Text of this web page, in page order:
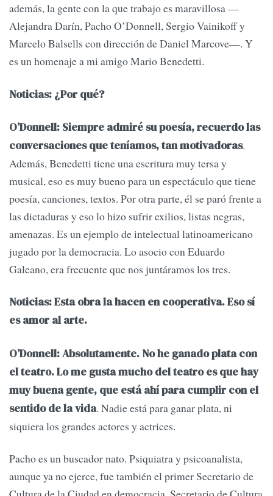
además, la gente con la que trabajo es maravillosa —
Alejandra Darín, Pacho O’Donnell, Sergio Vainikoff y
Marcelo Balsells con dirección de Daniel Marcove—. Y
es un homenaje a mi amigo Mario Benedetti.
Noticias: ¿Por qué?
O’Donnell: Siempre admiré su poesía, recuerdo las
conversaciones que teníamos, tan motivadoras.
Además, Benedetti tiene una escritura muy tersa y
musical, eso es muy bueno para un espectáculo que tiene
poesía, canciones, textos. Por otra parte, él se paró frente a
las dictaduras y eso lo hizo sufrir exilios, listas negras,
amenazas. Es un ejemplo de intelectual latinoamericano
jugado por la democracia. Lo asocio con Eduardo
Galeano, era frecuente que nos juntáramos los tres.
Noticias: Esta obra la hacen en cooperativa. Eso sí
es amor al arte.
O’Donnell: Absolutamente. No he ganado plata con
el teatro. Lo me gusta mucho del teatro es que hay
muy buena gente, que está ahí para cumplir con el
sentido de la vida. Nadie está para ganar plata, ni
siquiera los grandes actores y actrices.
Pacho es un buscador nato. Psiquiatra y psicoanalista,
aunque ya no ejerce, fue también el primer Secretario de